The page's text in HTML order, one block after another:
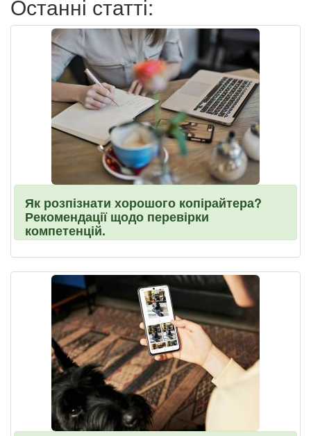
Останні статті:
Як розпізнати хорошого копірайтера?
Рекомендації щодо перевірки
компетенцій.